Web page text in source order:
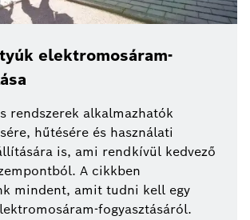
elektromosáram-
rendszerek alkalmazhatók
hűtésére és használati
is, ami rendkívül kedvező
A cikkben
mindent, amit tudni kell egy
fogyasztásáról.